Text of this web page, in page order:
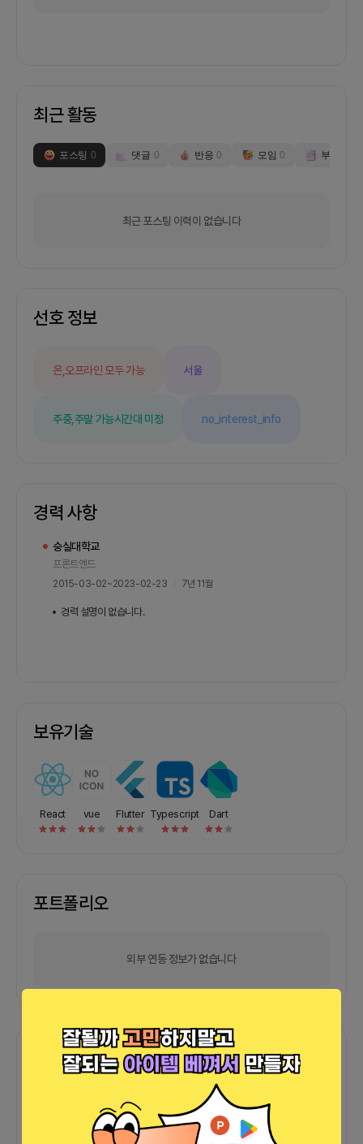
최근 활동
포스팅 0 댓글 0 반응 0 모임 0 부스
최근 포스팅 이력이 없습니다
선호 정보
온,오프라인 모두 가능 서울
주중,주말 가능시간대 미정 no_interest_info
경력 사항
숭실대학교
프론트엔드
2015-03-02~2023-02-23 7년 11월
경력 설명이 없습니다.
보유기술
React vue Flutter Typescript Dart
포트폴리오
외부 연동 정보가 없습니다
함께한 사람들이 남긴 말
프로챗